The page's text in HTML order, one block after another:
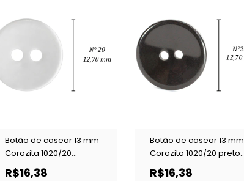
Botão de casear 13 mm
Corozita 1020/20
branco c/ 144 un
R$16,38
Botão de casear 13 mm
Corozita 1020/20 preto
c/ 144 un
R$16,38